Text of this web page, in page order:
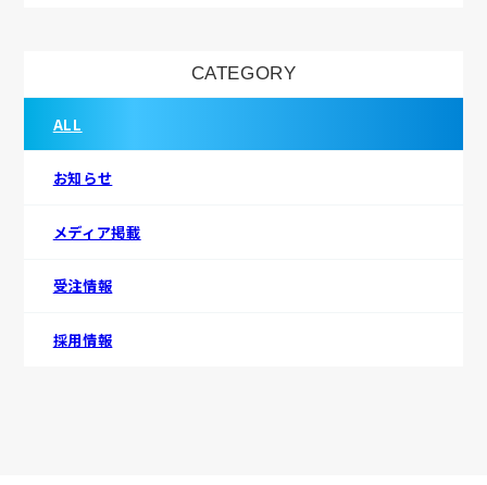
CATEGORY
ALL
お知らせ
メディア掲載
受注情報
採用情報